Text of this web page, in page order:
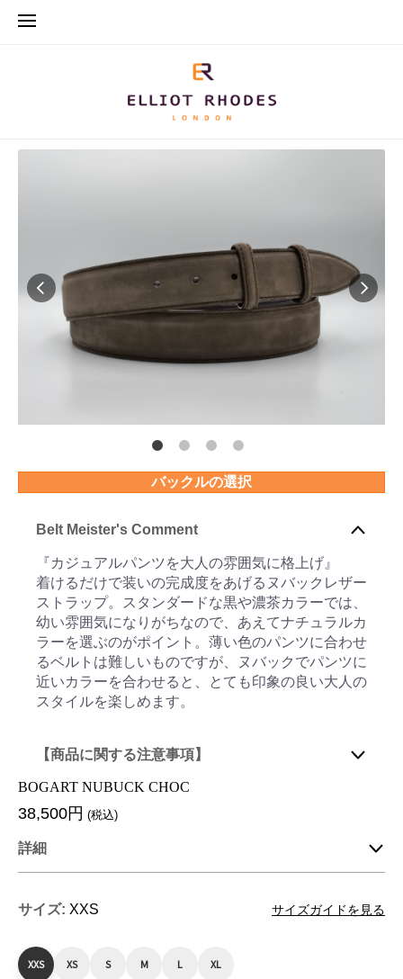
バックルの選択
Belt Meister's Comment
『カジュアルパンツを大人の雰囲気に格上げ』
着けるだけで装いの完成度をあげるヌバックレザー
ストラップ。スタンダードな黒や濃茶カラーでは、
幼い雰囲気になりがちなので、あえてナチュラルカ
ラーを選ぶのがポイント。薄い色のパンツに合わせ
るベルトは難しいものですが、ヌバックでパンツに
近いカラーを合わせると、とても印象の良い大人の
スタイルを楽しめます。
【商品に関する注意事項】
BOGART NUBUCK CHOC
38,500円 (税込)
詳細
サイズ: XXS サイズガイドを見る
XXS XS S M L XL